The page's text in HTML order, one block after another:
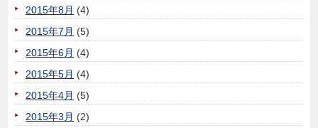
2015年8月 (4)
2015年7月 (5)
2015年6月 (4)
2015年5月 (4)
2015年4月 (5)
2015年3月 (2)